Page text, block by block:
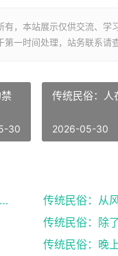
有，本站展示仅供交流、
一时间处理，站务联系请
30
传统民俗：人
2026-05-30
传统民俗：来月经搬家风水,女性朋友们需要注意了
传统民俗：从